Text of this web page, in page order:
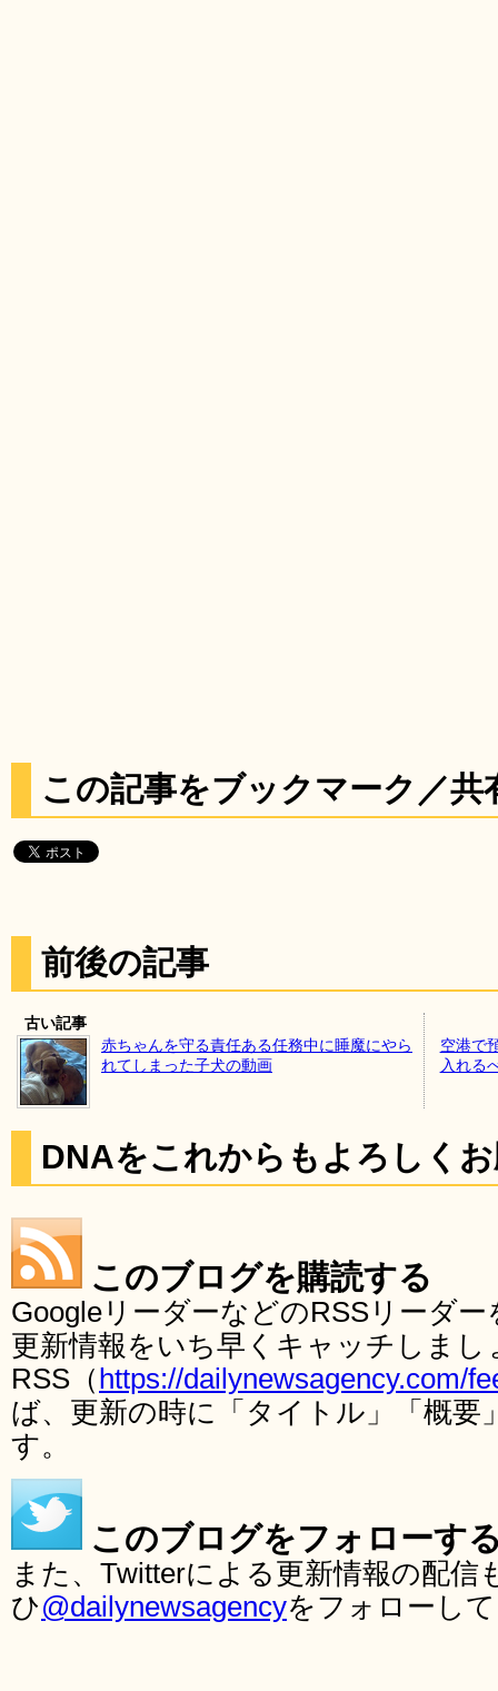
この記事をブックマーク／共
前後の記事
古い記事
赤ちゃんを守る責任ある任務中に睡魔にやら
れてしまった子犬の動画
空港で
入れる
DNAをこれからもよろしく
このブログを購読する
GoogleリーダーなどのRSSリーダ
更新情報をいち早くキャッチしま
RSS（ https://dailynewsagency.com/
ば、更新の時に「タイトル」「概要
す。
このブログをフォローす
また、Twitterによる更新情報の配
ひ@dailynewsagencyをフォローし